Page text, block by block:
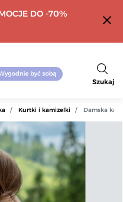
DO -70%
close
Szukaj
Kurtki i kamizelki Damska